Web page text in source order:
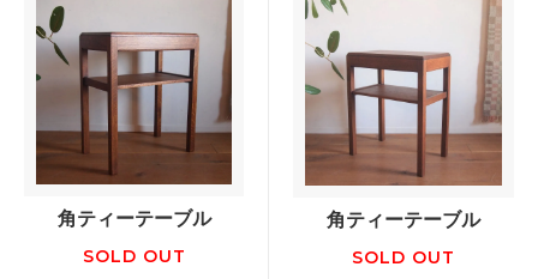
角ティーテーブル
SOLD OUT
角ティーテーブル
SOLD OUT